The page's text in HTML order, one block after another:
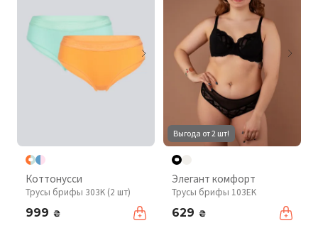
Коттонусси
Трусы брифы 303K (2 шт)
999 ₴
Выгода от 2 шт!
Элегант комфорт
Трусы брифы 103EK
629 ₴